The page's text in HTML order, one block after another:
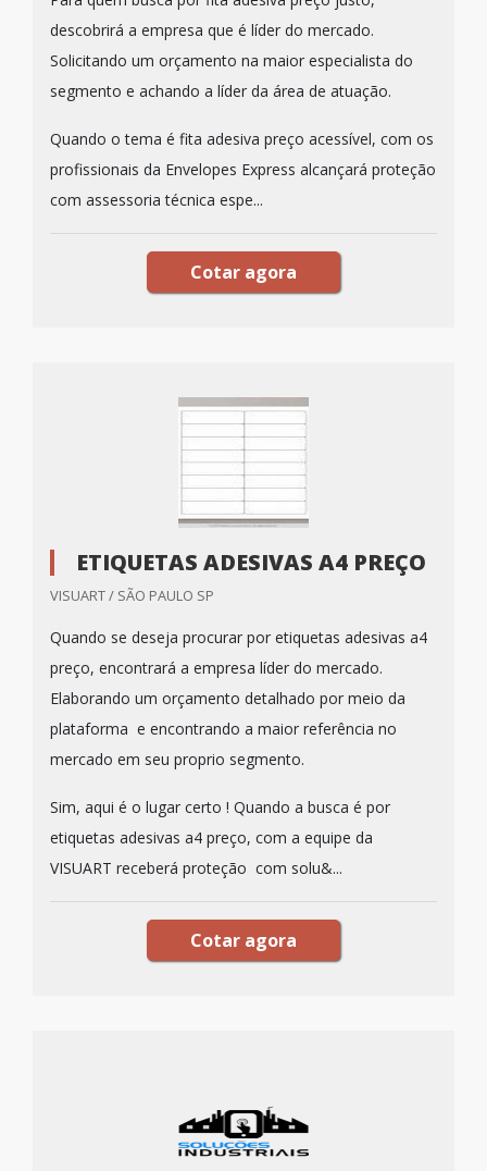
descobrirá a empresa que é líder do mercado.
Solicitando um orçamento na maior especialista do
segmento e achando a líder da área de atuação.
Quando o tema é fita adesiva preço acessível, com os
profissionais da Envelopes Express alcançará proteção
com assessoria técnica espe...
Cotar agora
ETIQUETAS ADESIVAS A4 PREÇO
VISUART / SÃO PAULO SP
Quando se deseja procurar por etiquetas adesivas a4
preço, encontrará a empresa líder do mercado.
Elaborando um orçamento detalhado por meio da
plataforma e encontrando a maior referência no
mercado em seu proprio segmento.
Sim, aqui é o lugar certo ! Quando a busca é por
etiquetas adesivas a4 preço, com a equipe da
VISUART receberá proteção com solu&...
Cotar agora